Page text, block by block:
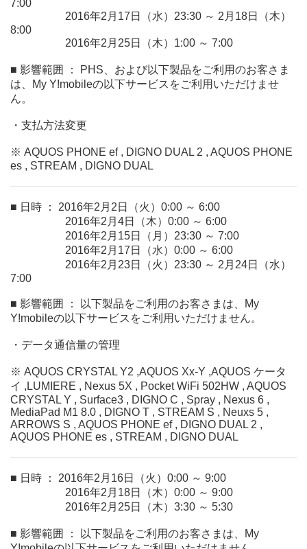
7:00
2016年2月17日（水）23:30 ～ 2月18日（木）
8:00
2016年2月25日（木）1:00 ～ 7:00
■ 影響範囲 ： PHS、および以下製品をご利用のお客さま
は、My Y!mobileの以下サービスをご利用いただけませ
ん。
・支払方法変更
※ AQUOS PHONE ef , DIGNO DUAL 2 , AQUOS PHONE
es , STREAM , DIGNO DUAL
■ 日時 ： 2016年2月2日（火）0:00 ～ 6:00
2016年2月4日（木）0:00 ～ 6:00
2016年2月15日（月）23:30 ～ 7:00
2016年2月17日（水）0:00 ～ 6:00
2016年2月23日（火）23:30 ～ 2月24日（水）
7:00
■ 影響範囲 ： 以下製品をご利用のお客さまは、My
Y!mobileの以下サービスをご利用いただけません。
・データ通信量の管理
※ AQUOS CRYSTAL Y2 ,AQUOS Xx-Y ,AQUOS ケータ
イ ,LUMIERE , Nexus 5X , Pocket WiFi 502HW , AQUOS
CRYSTAL Y , Surface3 , DIGNO C , Spray , Nexus 6 ,
MediaPad M1 8.0 , DIGNO T , STREAM S , Neuxs 5 ,
ARROWS S , AQUOS PHONE ef , DIGNO DUAL 2 ,
AQUOS PHONE es , STREAM , DIGNO DUAL
■ 日時 ： 2016年2月16日（火）0:00 ～ 9:00
2016年2月18日（木）0:00 ～ 9:00
2016年2月25日（木）3:30 ～ 5:30
■ 影響範囲 ： 以下製品をご利用のお客さまは、My